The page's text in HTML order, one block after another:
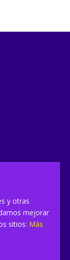
y otras
mejorar
sitios: Más